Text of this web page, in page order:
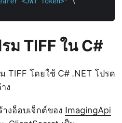
ม TIFF ใน C#
TIFF โดยใช้ C# .NET โปรด
ง
งอ็อบเจ็กต์ของ ImagingApi